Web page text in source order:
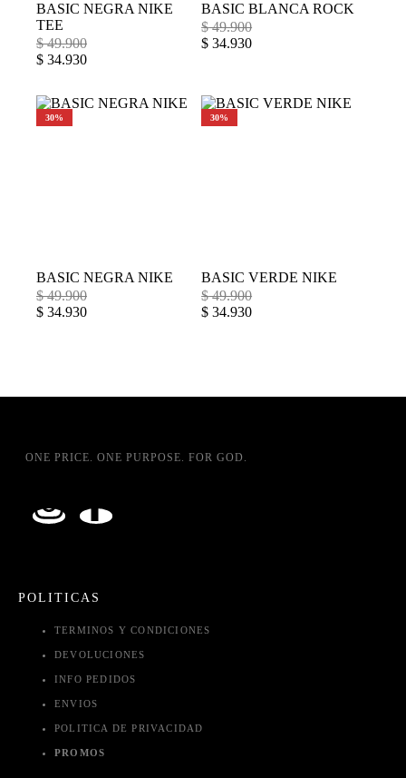
BASIC NEGRA NIKE
TEE
$49.900
$ 34.930
BASIC BLANCA ROCK
$49.900
$ 34.930
30%
BASIC NEGRA NIKE
$49.900
$ 34.930
30%
BASIC VERDE NIKE
$49.900
$ 34.930
ONE PRICE. ONE PURPOSE. FOR GOD.
POLITICAS
TERMINOS Y CONDICIONES
DEVOLUCIONES
INFO PEDIDOS
ENVIOS
POLITICA DE PRIVACIDAD
PROMOS